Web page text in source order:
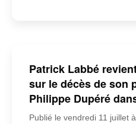
Patrick Labbé
sur le décès de son
Philippe Dupéré
Publié le vendredi 11 juillet à